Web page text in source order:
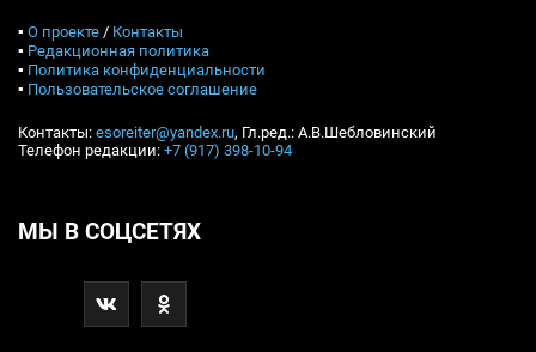
▪ О проекте / Контакты
▪ Редакционная политика
▪ Политика конфиденциальности
▪ Пользовательское соглашение
Контакты: esoreiter@yandex.ru, Гл.ред.: А.В.Шебловинский
Телефон редакции: +7 (917) 398-10-94
МЫ В СОЦСЕТЯХ